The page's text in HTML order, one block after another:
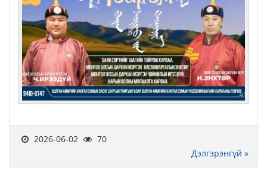
2026-06-02
70
Дэлгэрэнгүй »